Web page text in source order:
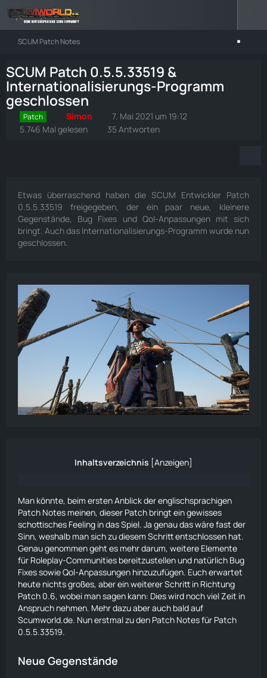
SCUM Patch Notes
SCUM Patch 0.5.5.33519 &
Internationalisierungs-Programm
geschlossen
Patch Simon
7. Mai 2021 um 19:12
5.746 Mal gelesen
35 Antworten
Etwas überraschend haben die SCUM Entwickler Patch
0.5.5.33519 freigegeben, der ein paar neue, kleinere
Gegenstände, Bug Fixes und Qol-Anpassungen mit sich
bringt. Auch das Internationalisierungs-Programm wurde nun
geschlossen.
Inhaltsverzeichnis [Anzeigen]
Man könnte, beim ersten Anblick der englischsprachigen
Patch Notes meinen, dieser Patch bringt ein gewisses
schottisches Feeling in das Spiel. Ja genau das wäre fast der
Sinn, weshalb man sich zu diesem Schritt entschlossen hat.
Genau genommen geht es mehr darum, weitere Elemente
für Roleplay-Communities bereitzustellen und natürlich Bug
Fixes sowie Qol-Anpassungen hinzuzufügen. Euch erwartet
heute nichts großes, aber ein weiterer Schritt in Richtung
Patch 0.6, wobei man sagen kann: Dies wird noch viel Zeit in
Anspruch nehmen. Mehr dazu aber auch bald auf
Scumworld.de. Nun erstmal zu den Patch Notes für Patch
0.5.5.33519.
Neue Gegenstände